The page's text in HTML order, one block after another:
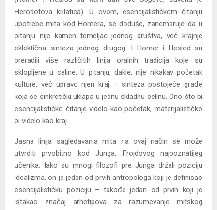
Herodotova krilatica). U ovom, esencijalističkom čitanju
upotrebe mita kod Homera, se doduše, zanemaruje da u
pitanju nije kamen temeljac jednog društva, već krajnje
eklektična sinteza jednog drugog. I Homer i Hesiod su
preradili više različitih linija oralnih tradicija koje su
sklopljene u celine. U pitanju, dakle, nije nikakav početak
kulture, već upravo njen kraj – sinteza postojeće građe
koja se sinkretički uklapa u jednu skladnu celinu. Ono što bi
esencijalističko čitanje videlo kao početak, materijalističko
bi videlo kao kraj.
Jasna linija sagledavanja mita na ovaj način se može
utvrditi prvobitno kod Junga, Frojdovog najpoznatijeg
učenika. Iako su mnogi filozofi pre Junga držali poziciju
idealizma, on je jedan od prvih antropologa koji je definisao
esencijalističku poziciju – takođe jedan od prvih koji je
istakao značaj arhetipova za razumevanje mitskog